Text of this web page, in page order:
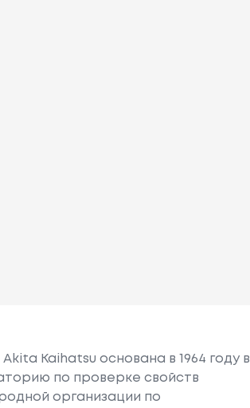
Kaihatsu основана в 1964 году в
по проверке свойств
организации по